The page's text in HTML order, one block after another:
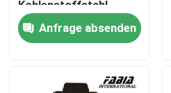
Zu Hause
Kohlenstoffstahl
Anfrage absenden